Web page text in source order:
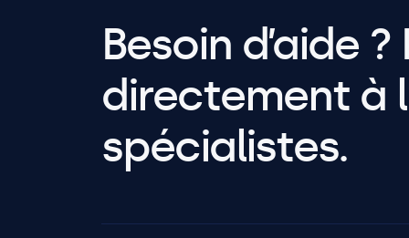
Besoin d’aide
directement à
spécialistes.